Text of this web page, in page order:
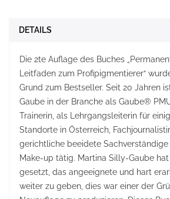
DETAILS
Die 2te Auflage des Buches
Leitfaden zum Profipigmentierer“
Grund zum Bestseller. Seit 20 Jahren
Gaube in der Branche als Gaube®
Trainerin, als Lehrgangsleiterin für
Standorte in Österreich,
gerichtliche beeidete
Make-up tätig. Martina Silly-Gaube hat
gesetzt, das angeeignete und hart
weiter zu geben, dies war einer der